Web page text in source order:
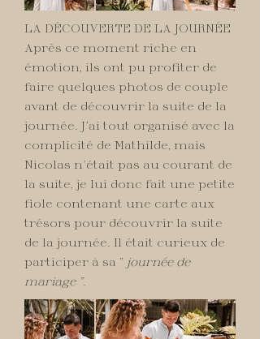
LA DÉCOUVERTE DE LA JOURNÉE
Après ce moment riche en
émotion, ils ont pu profiter de
faire quelques photos de couple
avant de découvrir la suite de la
journée. J’ai tout organisé avec la
complicité de Mathilde, mais
Nicolas n’était pas au courant de
la suite, je lui donc fait une petite
fiole contenant une carte aux
trésors pour découvrir la suite
de la journée. Il était curieux de
participer à sa " journée de
mariage ".